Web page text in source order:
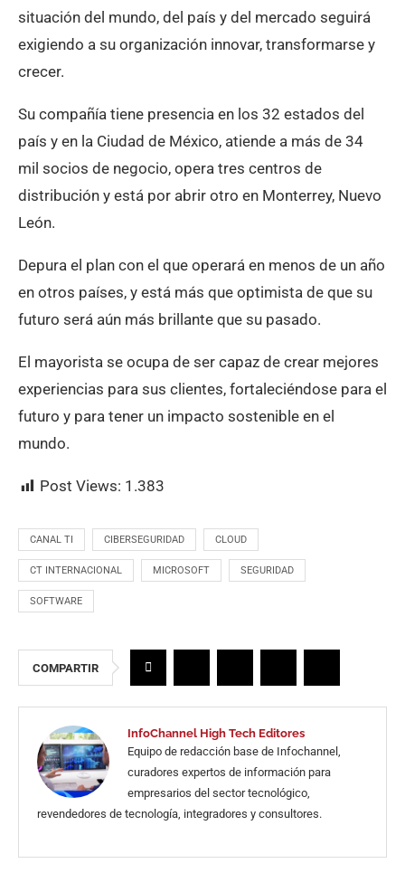
situación del mundo, del país y del mercado seguirá
exigiendo a su organización innovar, transformarse y
crecer.
Su compañía tiene presencia en los 32 estados del
país y en la Ciudad de México, atiende a más de 34
mil socios de negocio, opera tres centros de
distribución y está por abrir otro en Monterrey, Nuevo
León.
Depura el plan con el que operará en menos de un año
en otros países, y está más que optimista de que su
futuro será aún más brillante que su pasado.
El mayorista se ocupa de ser capaz de crear mejores
experiencias para sus clientes, fortaleciéndose para el
futuro y para tener un impacto sostenible en el
mundo.
Post Views: 1.383
CANAL TI CIBERSEGURIDAD CLOUD
CT INTERNACIONAL MICROSOFT SEGURIDAD
SOFTWARE
COMPARTIR
InfoChannel High Tech Editores
Equipo de redacción base de Infochannel,
curadores expertos de información para
empresarios del sector tecnológico,
revendedores de tecnología, integradores y consultores.